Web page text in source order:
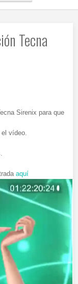
Tecna
Sirenix para que
vídeo.
aquí